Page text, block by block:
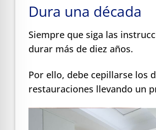
Dura una década
Siempre que siga las
durar más de diez años.
Por ello, debe cepillarse los
restauraciones llevando un